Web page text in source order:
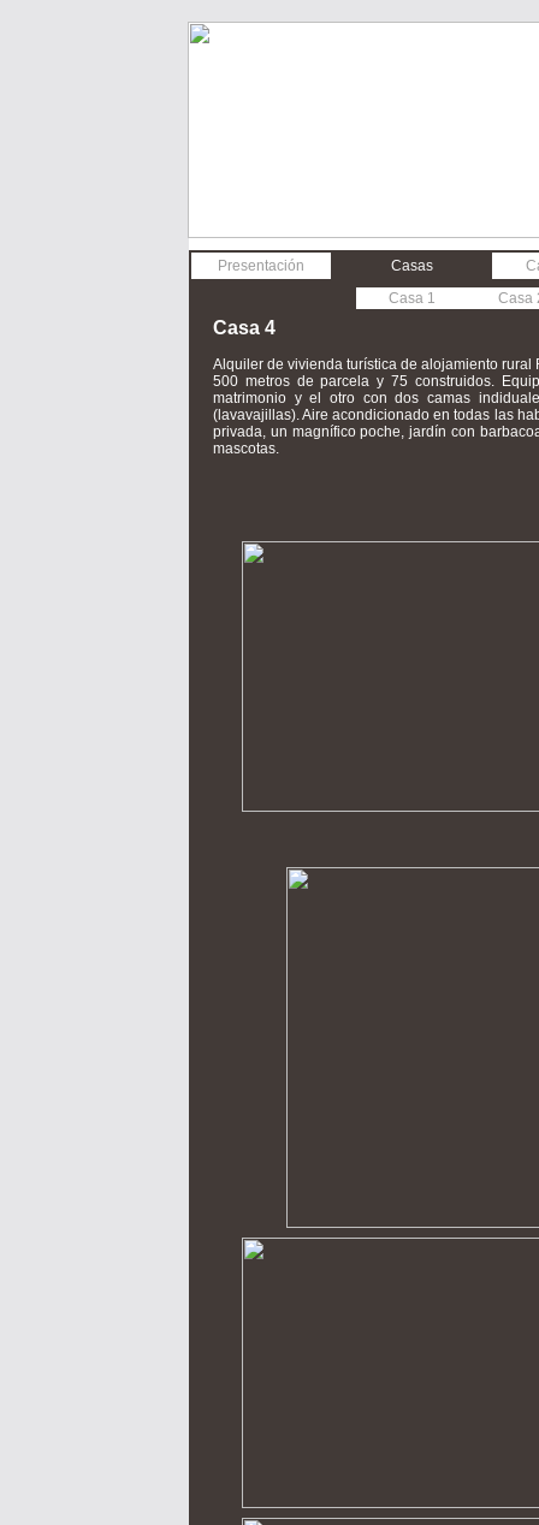
Casa 1 Casa
Presentación Casas
Casa 4
Alquiler de vivienda turística de alojamiento rural
500 metros de parcela y 75 construidos.
matrimonio y el otro con dos camas
(lavavajillas). Aire acondicionado en todas las
privada, un magnífico poche, jardín con
mascotas.